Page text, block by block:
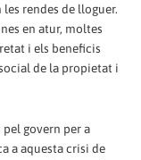
rendes de lloguer.
en atur, moltes
i els beneficis
de la propietat i
pel govern per a
a aquesta crisi de